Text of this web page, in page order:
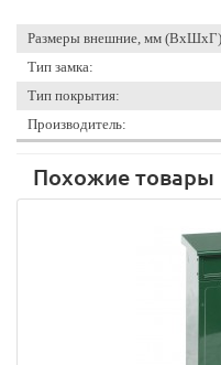
Размеры внешние, мм
Тип замка:
Тип покрытия:
Производитель:
Похожие товары